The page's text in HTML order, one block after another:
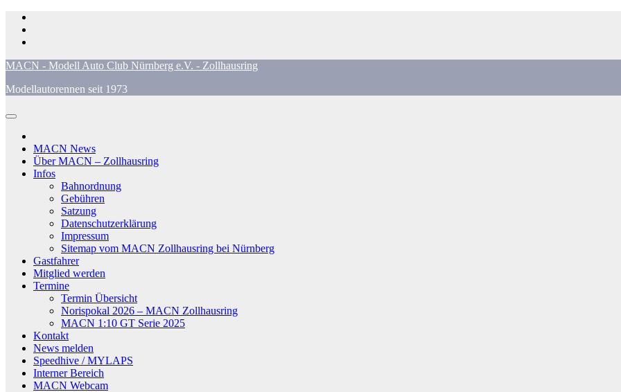
Zum
Inhalt
springen
MACN - Modell Auto Club Nürnberg e.V. - Zollhausring
Modellautorennen seit 1973
MACN News
Über MACN – Zollhausring
Infos
Bahnordnung
Gebühren
Satzung
Datenschutzerklärung
Impressum
Sitemap vom MACN Zollhausring bei Nürnberg
Gastfahrer
Mitglied werden
Termine
Termin Übersicht
Norispokal 2026 – MACN Zollhausring
MACN 1:10 GT Serie 2025
Kontakt
News melden
Speedhive / MYLAPS
Interner Bereich
MACN Webcam